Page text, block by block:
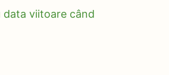
data viitoare când